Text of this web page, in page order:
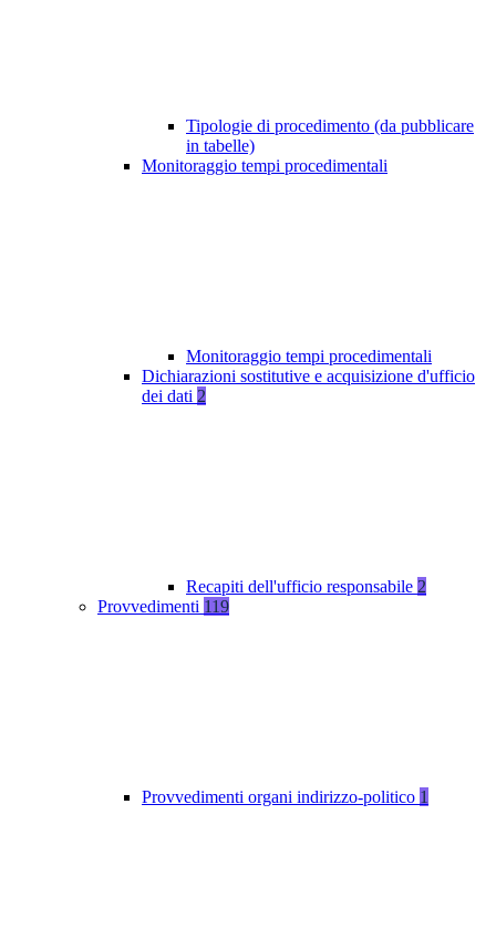
Tipologie di procedimento (da pubblicare
in tabelle)
Monitoraggio tempi procedimentali
Monitoraggio tempi procedimentali
Dichiarazioni sostitutive e acquisizione d'ufficio
dei dati 2
Recapiti dell'ufficio responsabile 2
Provvedimenti 119
Provvedimenti organi indirizzo-politico 1